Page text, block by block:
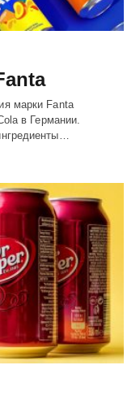
марки Fanta
в Германии.